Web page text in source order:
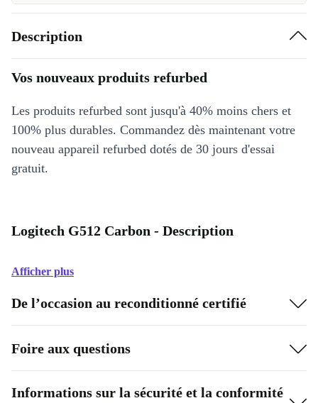
Description
Vos nouveaux produits refurbed
Les produits refurbed sont jusqu'à 40% moins chers et
100% plus durables. Commandez dès maintenant votre
nouveau appareil refurbed dotés de 30 jours d'essai
gratuit.
Logitech G512 Carbon - Description
Afficher plus
De l’occasion au reconditionné certifié
Foire aux questions
Informations sur la sécurité et la conformité